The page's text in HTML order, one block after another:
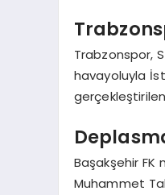
Trabzonspor,
havayoluyla
Başakşehir FK
Muhammet